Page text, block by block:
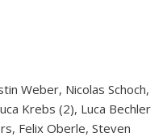
Weber, Nicolas Schoch,
Krebs (2), Luca Bechler
Felix Oberle, Steven